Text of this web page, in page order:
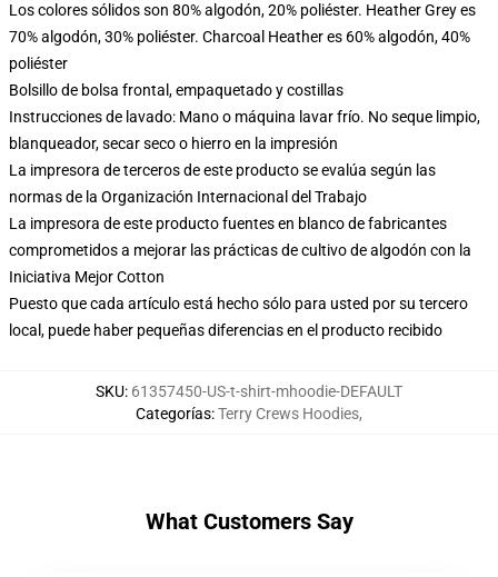
Los colores sólidos son 80% algodón, 20% poliéster. Heather Grey es
70% algodón, 30% poliéster. Charcoal Heather es 60% algodón, 40%
poliéster
Bolsillo de bolsa frontal, empaquetado y costillas
Instrucciones de lavado: Mano o máquina lavar frío. No seque limpio,
blanqueador, secar seco o hierro en la impresión
La impresora de terceros de este producto se evalúa según las
normas de la Organización Internacional del Trabajo
La impresora de este producto fuentes en blanco de fabricantes
comprometidos a mejorar las prácticas de cultivo de algodón con la
Iniciativa Mejor Cotton
Puesto que cada artículo está hecho sólo para usted por su tercero
local, puede haber pequeñas diferencias en el producto recibido
SKU: 61357450-US-t-shirt-mhoodie-DEFAULT
Categorías:Terry Crews Hoodies,
What Customers Say